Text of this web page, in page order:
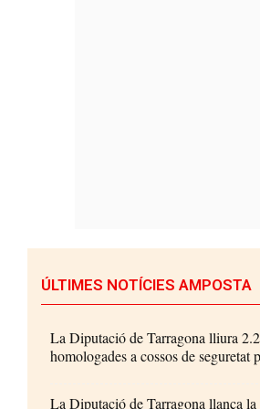
ÚLTIMES NOTÍCIES AMPOSTA
La Diputació de Tarragona lliura
homologades a cossos de seguretat
La Diputació de Tarragona llança la